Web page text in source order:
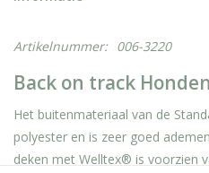
Artikelnummer: 006-3220
Back on track
Het buitenmateriaal van de
polyester en is zeer goed
deken met Welltex® is voorzien